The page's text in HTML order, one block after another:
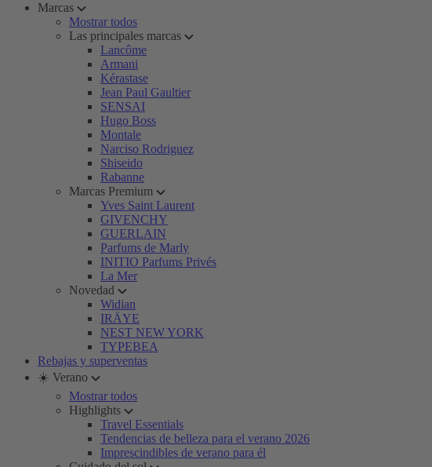
Marcas
Mostrar todos
Las principales marcas
Lancôme
Armani
Kérastase
Jean Paul Gaultier
SENSAI
Hugo Boss
Montale
Narciso Rodriguez
Shiseido
Rabanne
Marcas Premium
Yves Saint Laurent
GIVENCHY
GUERLAIN
Parfums de Marly
INITIO Parfums Privés
La Mer
Novedad
Widian
IRÄYE
NEST NEW YORK
TYPEBEA
Rebajas y superventas
☀️ Verano
Mostrar todos
Highlights
Travel Essentials
Tendencias de belleza para el verano 2026
Imprescindibles de verano para él